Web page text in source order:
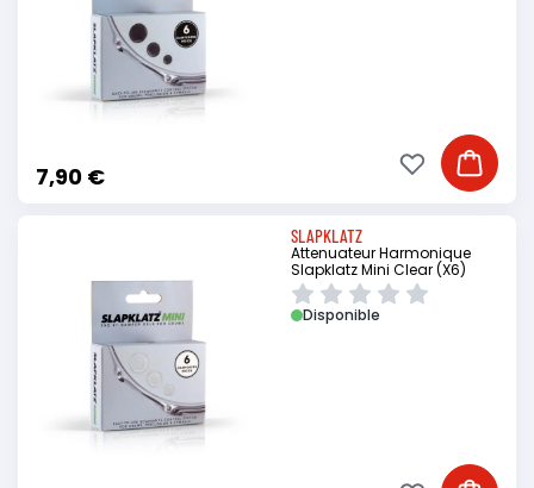
7,90 € Ajouter
Ajouter à ma
SLAPKLATZ
Attenuateur Harmonique
Slapklatz Mini Clear (X6)
Disponible